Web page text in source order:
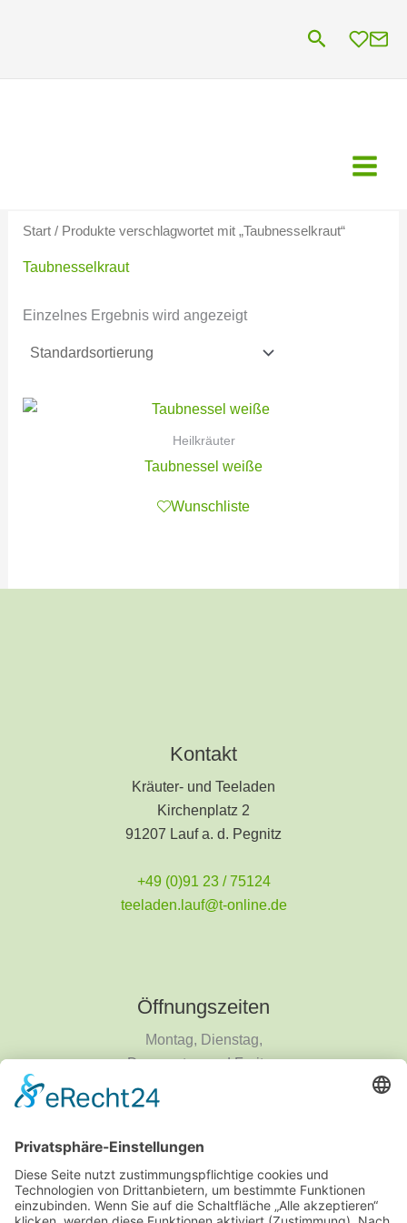
Suchen
Start/ Produkte verschlagwortet mit „Taubnesselkraut“
Taubnesselkraut
Einzelnes Ergebnis wird angezeigt
Heilkräuter
Taubnessel weiße
Wunschliste
Kontakt
Kräuter- und Teeladen
Kirchenplatz 2
91207 Lauf a. d. Pegnitz
+49 (0)91 23 / 75124
teeladen.lauf@t-online.de
Öffnungszeiten
Montag, Dienstag,
Donnerstag und Freitag
9 - 14 Uhr